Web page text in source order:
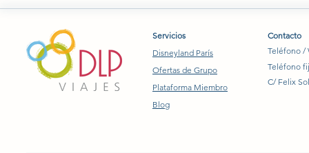
Servicios
Disneyland París
Ofertas de Grupo
Plataforma Miembro
Blog
Contacto
Teléfono /
Teléfono
C/ Felix